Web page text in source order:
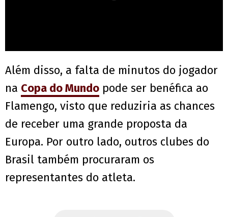
Além disso, a falta de minutos do jogador
na Copa do Mundo pode ser benéfica ao
Flamengo, visto que reduziria as chances
de receber uma grande proposta da
Europa. Por outro lado, outros clubes do
Brasil também procuraram os
representantes do atleta.